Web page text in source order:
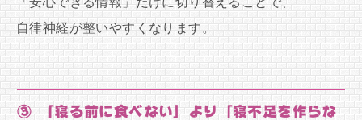
自律神経が整いやすくなります。
③ 「寝る前に食べない」より「寝不足を作らな